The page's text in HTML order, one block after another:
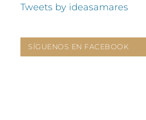
Tweets by ideasamares
SÍGUENOS EN FACEBOOK